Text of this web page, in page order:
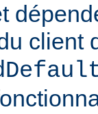
client